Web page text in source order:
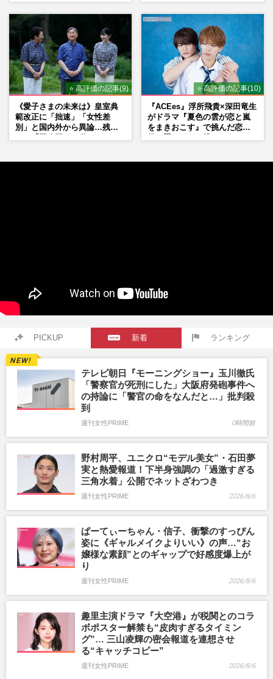
⭐ 高評価の記事(9)
《愛子さまの未来は》皇室典
範改正に「拙速」「女性差
別」と国内外から異論…残さ
⭐ 高評価の記事(10)
『ACEes』浮所飛貴×深田竜生
がドラマ『夏色の雲が恋と嵐
をまきおこす』で挑んだ恋人
PICKUP 新着 ランキング
テレビ朝日『モーニングショー』玉川徹氏
「警察官が死刑にした」大阪府発砲事件へ
の持論に「警官の命をなんだと…」批判殺
到
週刊女性PRIME 0時間前
野村周平、ユニクロ“モデル美女”・石田夢
実と熱愛報道！下半身強調の「過激すぎる
三角水着」公開でネットざわつき
週刊女性PRIME 2026/8/6
ぱーてぃーちゃん・信子、衝撃のすっぴん
姿に《ギャルメイクよりいい》の声…“お
嬢様な素顔”とのギャップで好感度爆上が
り
週刊女性PRIME 2026/8/6
趣里主演ドラマ『大空港』が税関とのコラ
ボポスター解禁も“皮肉すぎるタイミン
グ”… 三山凌輝の密会報道を連想させ
る“キャッチコピー”
週刊女性PRIME 2026/8/6